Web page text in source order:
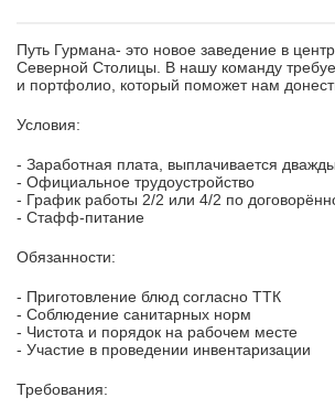
Путь Гурмана- это новое заведение в
Северной Столицы. В нашу команду
и портфолио, который поможет нам
Условия:
- Заработная плата, выплачивается
- Официальное трудоустройство
- График работы 2/2 или 4/2 по
- Стафф-питание
Обязанности:
- Приготовление блюд согласно ТТК
- Соблюдение санитарных норм
- Чистота и порядок на рабочем месте
- Участие в проведении инвентаризации
Требования: